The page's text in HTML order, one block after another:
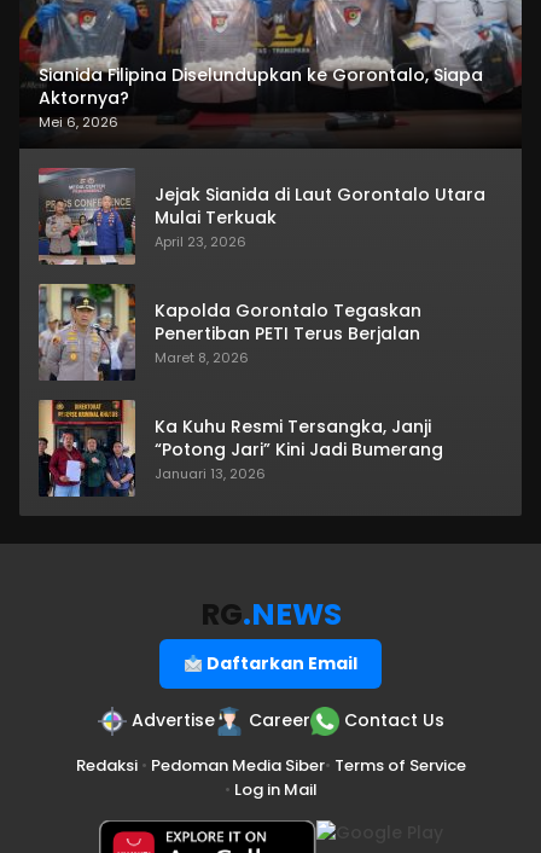
Sianida Filipina Diselundupkan ke Gorontalo, Siapa
Aktornya?
Mei 6, 2026
Jejak Sianida di Laut Gorontalo Utara
Mulai Terkuak
April 23, 2026
Kapolda Gorontalo Tegaskan
Penertiban PETI Terus Berjalan
Maret 8, 2026
Ka Kuhu Resmi Tersangka, Janji
“Potong Jari” Kini Jadi Bumerang
Januari 13, 2026
RG.NEWS
Daftarkan Email
Advertise Career Contact Us
Redaksi• Pedoman Media Siber• Terms of Service
• Log in Mail